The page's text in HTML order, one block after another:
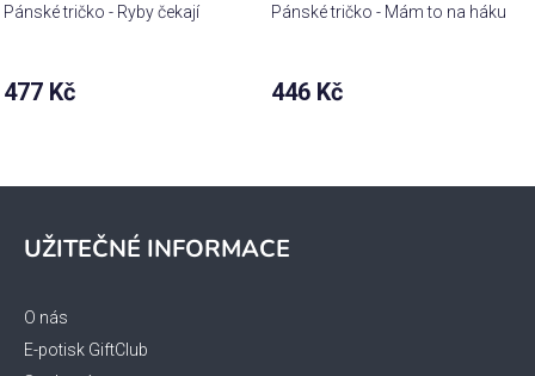
Pánské tričko - Ryby čekají
477 Kč
Pánské tričko - Mám to na háku
446 Kč
UŽITEČNÉ INFORMACE
O nás
E-potisk GiftClub